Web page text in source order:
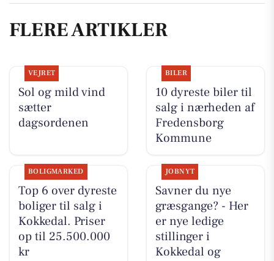
FLERE ARTIKLER
VEJRET
Sol og mild vind
sætter
dagsordenen
BILER
10 dyreste biler til
salg i nærheden af
Fredensborg
Kommune
BOLIGMARKED
Top 6 over dyreste
boliger til salg i
Kokkedal. Priser
op til 25.500.000
kr
JOBNYT
Savner du nye
græsgange? - Her
er nye ledige
stillinger i
Kokkedal og